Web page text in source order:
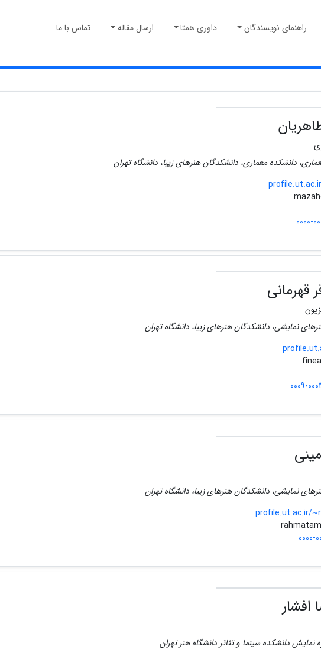
راهنمای نویسندگان داوری همتا ارسال مقاله تماس با ما
دانشکده معماری، دانشکدگان هنرهای زیبا، دانشگاه تهران
0000-
قهرمانی
نمایشی، دانشکدگان هنرهای زیبا، دانشگاه تهران
0009-
نمایشی، دانشکدگان هنرهای زیبا، دانشگاه تهران
profile.ut.ac.ir/
0000-
افشار
نمایش دانشکده سینما و تئاتر دانشگاه هنر تهران